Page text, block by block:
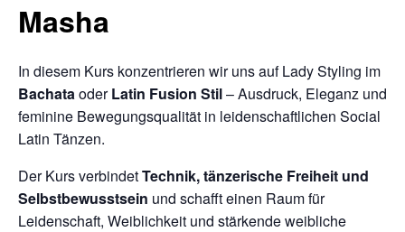
Masha
In diesem Kurs konzentrieren wir uns auf Lady Styling im
BachataoderLatin Fusion Stil– Ausdruck, Eleganz und
feminine Bewegungsqualität in leidenschaftlichen Social
Latin Tänzen.
Der Kurs verbindetTechnik, tänzerische Freiheit und
Selbstbewusstsein und schafft einen Raum für
Leidenschaft, Weiblichkeit und stärkende weibliche